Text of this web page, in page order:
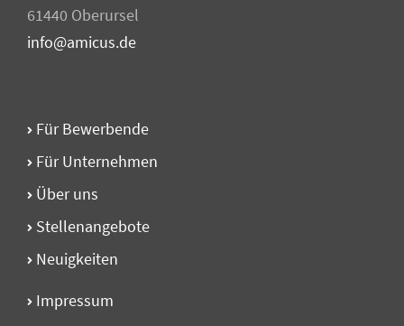
61440 Oberursel
info@amicus.de
Für Bewerbende
Für Unternehmen
Über uns
Stellen­angebote
Neuigkeiten
Impressum